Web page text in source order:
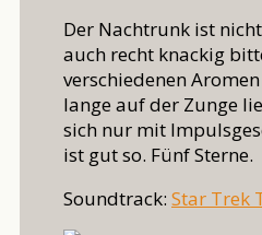
Der Nachtrunk ist
auch recht knackig
verschiedenen
lange auf der Zunge
sich nur mit
ist gut so. Fünf Sterne.
Soundtrack: Star Trek